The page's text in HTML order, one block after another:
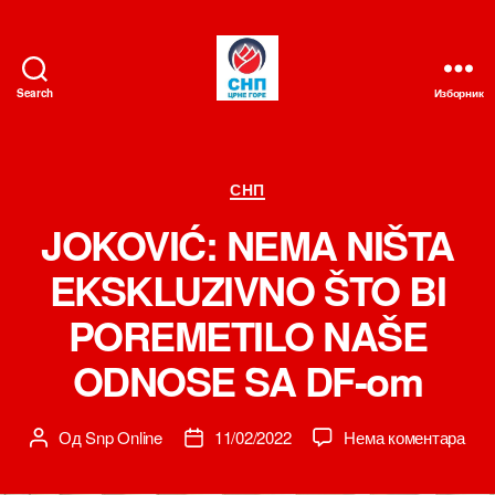
Search Изборник
Категорије
СНП
JOKOVIĆ: NEMA NIŠTA
EKSKLUZIVNO ŠTO BI
POREMETILO NAŠE
ODNOSE SA DF-om
Аутор
ОдSnp Online
Датум11/02/2022 Нема коментарана